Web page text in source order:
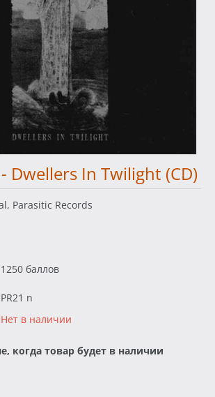
Dwellers In Twilight (CD)
Parasitic Records
1250 баллов
PR21 n
Нет в наличии
когда товар будет в наличии